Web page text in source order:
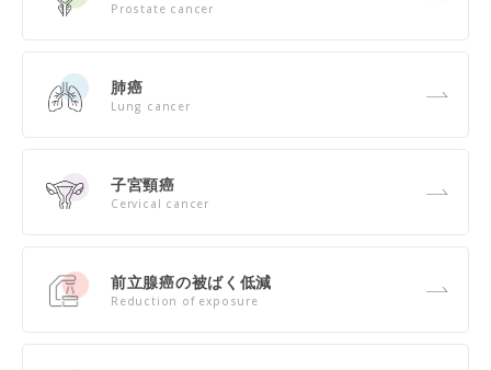
Prostate cancer
肺癌
Lung cancer
子宮頸癌
Cervical cancer
前立腺癌の被ばく低減
Reduction of exposure